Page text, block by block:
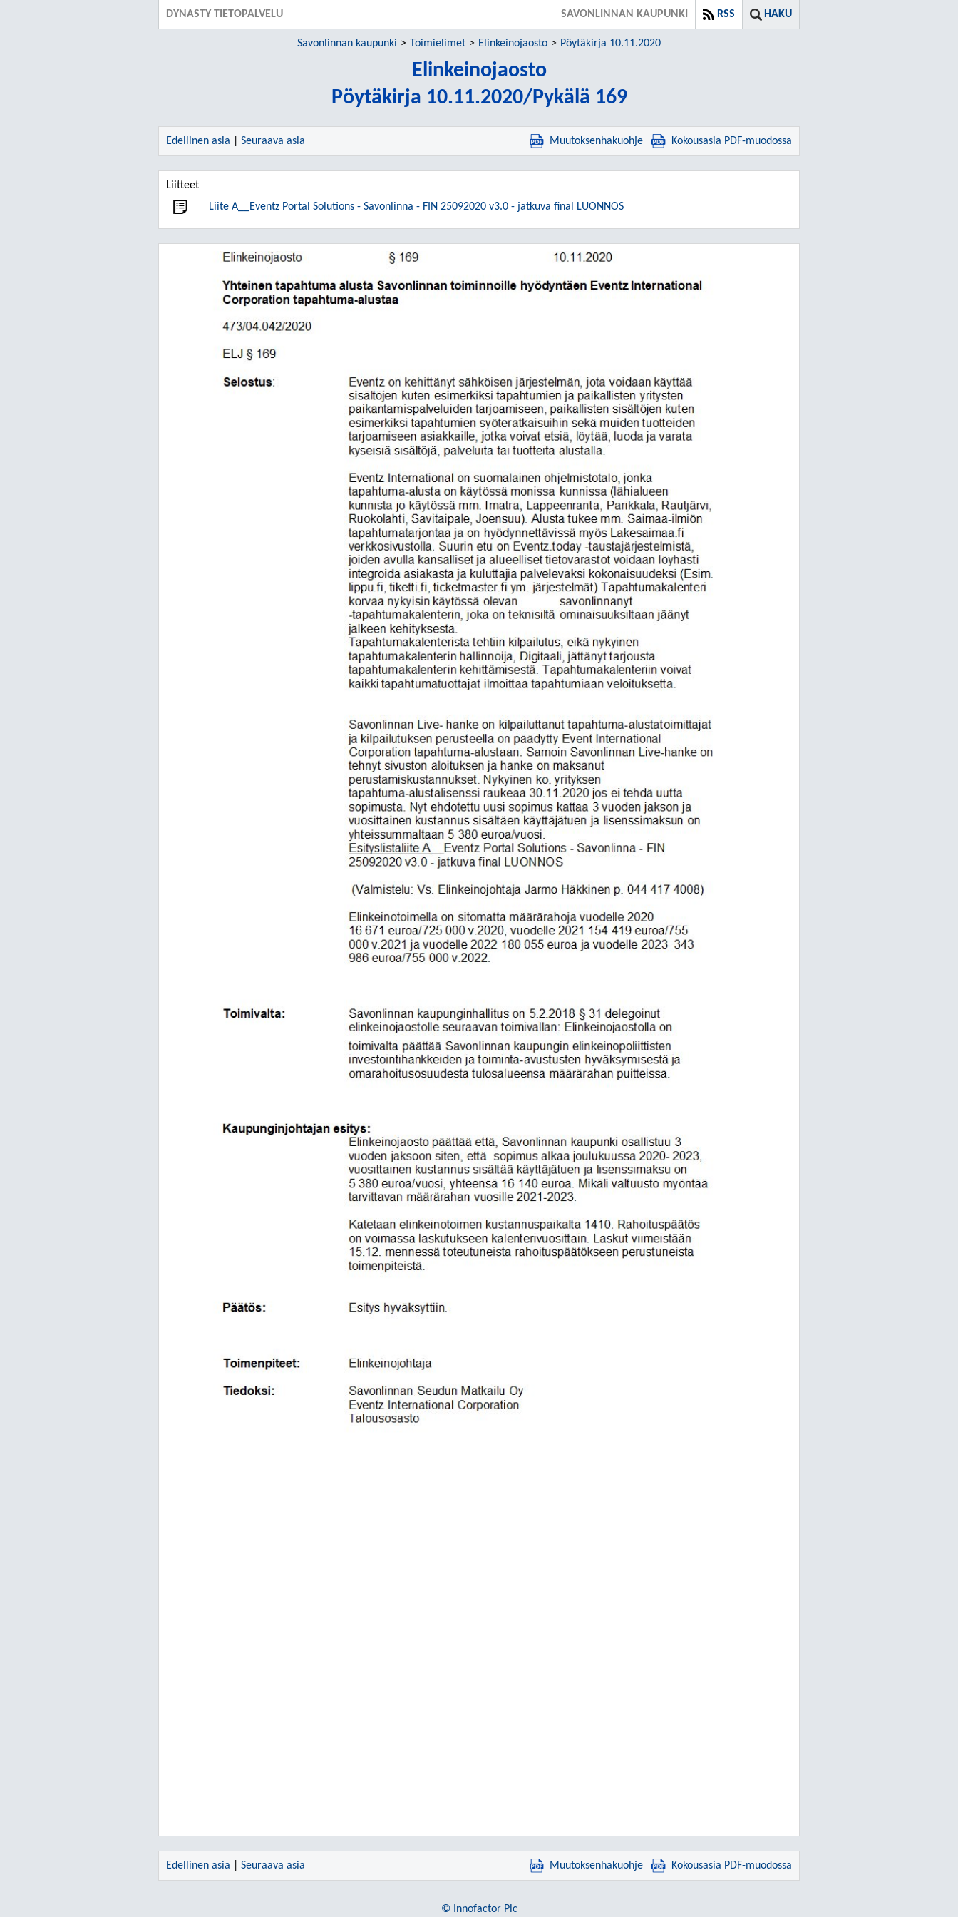
DYNASTY TIETOPALVELU HAKU
RSS
SAVONLINNAN KAUPUNKI
Savonlinnan kaupunki Toimielimet Elinkeinojaosto Pöytäkirja 10.11.2020
Elinkeinojaosto
Pöytäkirja 10.11.2020/Pykälä 169
Edellinen asia Seuraava asia Muutoksenhakuohje Kokousasia PDF-muodossa
Liitteet
Liite A__Eventz Portal Solutions - Savonlinna - FIN 25092020 v3.0 - jatkuva final LUONNOS
Edellinen asia Seuraava asia Muutoksenhakuohje Kokousasia PDF-muodossa
© Innofactor Plc